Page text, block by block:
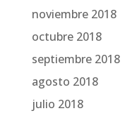
noviembre 2018
octubre 2018
septiembre 2018
agosto 2018
julio 2018